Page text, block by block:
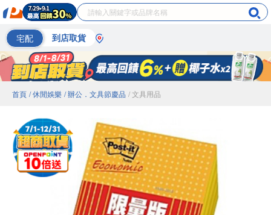
宅配 到店取貨
首頁 / 休閒娛樂 / 辦公．文具節慶品 / 文具用品